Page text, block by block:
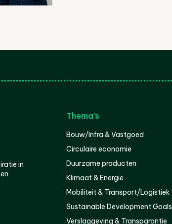
in
Thema’s
Bouw/Infra & Vastgoed
Circulaire economie
Duurzame producten
Klimaat & Energie
Mobiliteit & Transport/Logistiek
Sustainable Development Goals
Verslaggeving & Transparantie